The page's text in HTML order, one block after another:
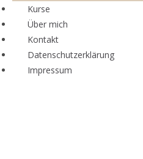
Kurse
Über mich
Kontakt
Datenschutzerklärung
Impressum